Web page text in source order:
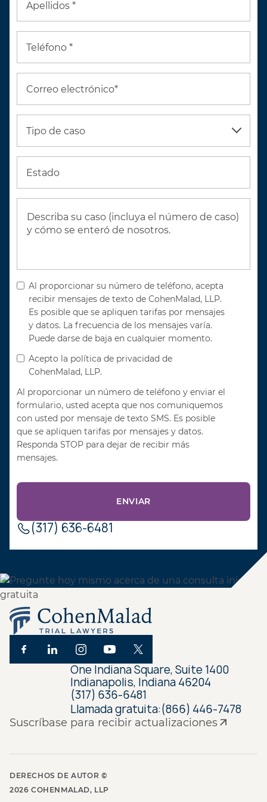
Apellidos *
Teléfono *
Correo electrónico*
Tipo de caso
Estado
Al proporcionar su número de teléfono, acepta
recibir mensajes de texto de CohenMalad, LLP.
Es posible que se apliquen tarifas por mensajes
y datos. La frecuencia de los mensajes varía.
Puede darse de baja en cualquier momento.
Acepto la política de privacidad de
CohenMalad, LLP.
Al proporcionar un número de teléfono y enviar el
formulario, usted acepta que nos comuniquemos
con usted por mensaje de texto SMS. Es posible
que se apliquen tarifas por mensajes y datos.
Responda STOP para dejar de recibir más
mensajes.
(317) 636-6481
Suscríbase para recibir actualizaciones
One Indiana Square, Suite 1400
Indianapolis, Indiana 46204
(317) 636-6481
Llamada gratuita:(866) 446-7478
DERECHOS DE AUTOR ©
2026 COHENMALAD, LLP